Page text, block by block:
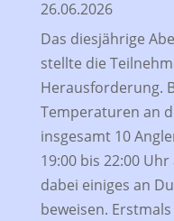
26.06.2026
Das diesjährige
stellte die
Herausforderung.
Temperaturen an
insgesamt 10
19:00 bis 22:00
dabei einiges an
beweisen.